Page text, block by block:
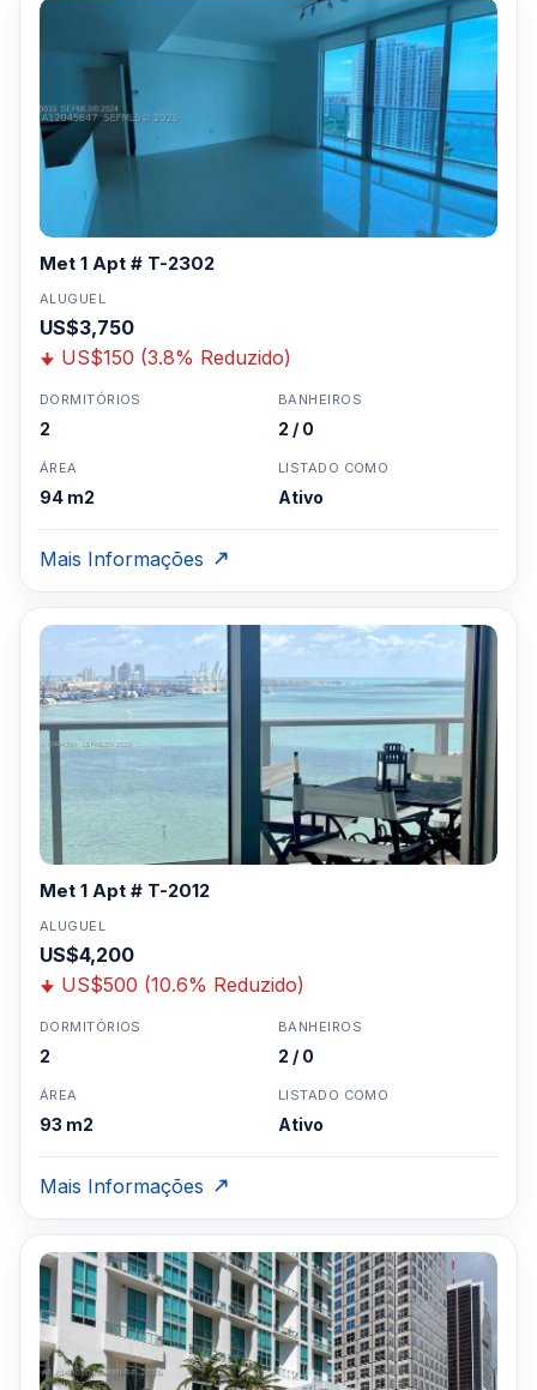
Met 1 Apt # T-2302
ALUGUEL
US$3,750
US$150 (3.8% Reduzido)
DORMITÓRIOS
2
BANHEIROS
2 / 0
ÁREA
94 m2
LISTADO COMO
Ativo
Mais Informações
Met 1 Apt # T-2012
ALUGUEL
US$4,200
US$500 (10.6% Reduzido)
DORMITÓRIOS
2
BANHEIROS
2 / 0
ÁREA
93 m2
LISTADO COMO
Ativo
Mais Informações